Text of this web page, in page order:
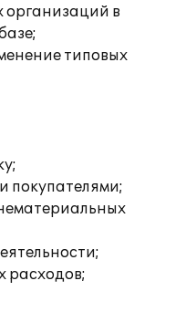
организаций в
типовых
покупателями;
расходов;